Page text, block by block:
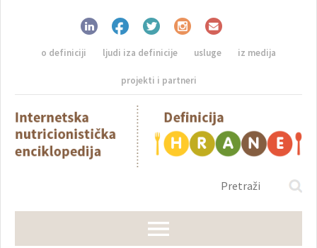
o definiciji ljudi iza definicije usluge iz medija
projekti i partneri